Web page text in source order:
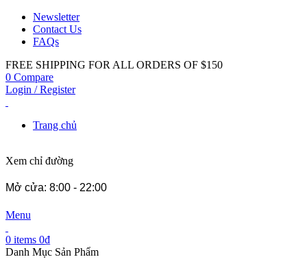
Newsletter
Contact Us
FAQs
FREE SHIPPING FOR ALL ORDERS OF $150
0 Compare
Login / Register
Trang chủ
Xem chỉ đường
Mở cửa: 8:00 - 22:00
Menu
0 items 0₫
Danh Mục Sản Phẩm